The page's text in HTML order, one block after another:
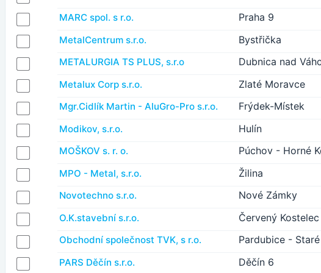
MARC spol. s r.o. Praha 9
MetalCentrum s.r.o. Bystřička
METALURGIA TS PLUS, s.r.o Dubnica nad
Metalux Corp s.r.o. Zlaté Moravce
Mgr.Cidlík Martin - AluGro-Pro s.r.o. Frýdek-Místek
Modikov, s.r.o. Hulín
MOŠKOV s. r. o. Púchov - Horné
MPO - Metal, s.r.o. Žilina
Novotechno s.r.o. Nové Zámky
O.K.stavební s.r.o. Červený Kostelec
Obchodní společnost TVK, s r.o. Pardubice -
PARS Děčín s.r.o. Děčín 6